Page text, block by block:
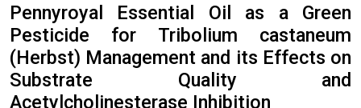
Pennyroyal Essential Oil as a Green
Pesticide for Tribolium castaneum
(Herbst) Management and its Effects on
Substrate Quality and
Acetylcholinesterase Inhibition